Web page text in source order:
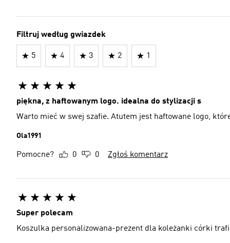
Filtruj według gwiazdek
5 4 3 2 1
piękna, z haftowanym logo. idealna do stylizacji s
Warto mieć w swej szafie. Atutem jest haftowane logo,
Ola1991
Pomocne? 0 0 Zgłoś komentarz
Super polecam
Koszulka personalizowana-prezent dla koleżanki córki